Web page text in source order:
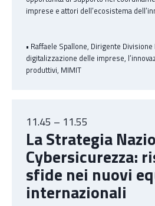
imprese e attori dell’ecosistema
• Raffaele Spallone, Dirigente
digitalizzazione delle imprese,
produttivi, MIMIT
11.45 – 11.55
La Strategia
Cybersicurezza:
sfide nei nuovi
internazionali